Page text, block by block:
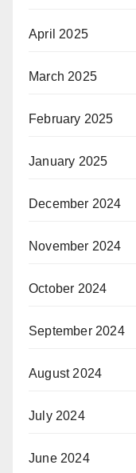
April 2025
March 2025
February 2025
January 2025
December 2024
November 2024
October 2024
September 2024
August 2024
July 2024
June 2024